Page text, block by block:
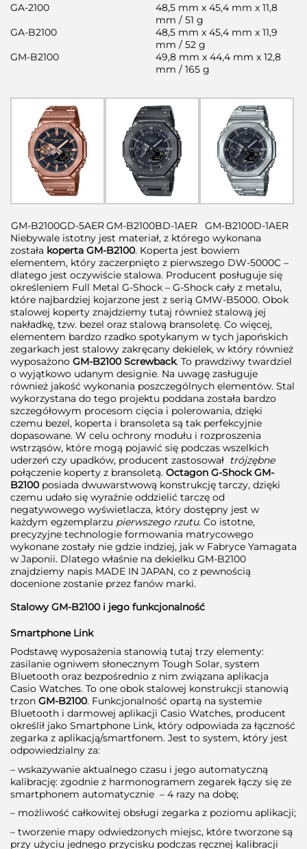
GA-2100
48,5 mm x 45,4 mm x 11,8
mm / 51 g
GA-B2100
48,5 mm x 45,4 mm x 11,9
mm / 52 g
GM-B2100
49,8 mm x 44,4 mm x 12,8
mm / 165 g
GM-B2100GD-5AERGM-B2100BD-1AER
GM-B2100D-1AER
Niebywale istotny jest materiał, z którego wykonana
została koperta GM-B2100. Koperta jest bowiem
elementem, który zaczerpnięto z pierwszego DW-5000C –
dlatego jest oczywiście stalowa. Producent posługuje się
określeniem Full Metal G-Shock – G-Shock cały z metalu,
które najbardziej kojarzone jest z serią GMW-B5000. Obok
stalowej koperty znajdziemy tutaj również stalową jej
nakładkę, tzw. bezel oraz stalową bransoletę. Co więcej,
elementem bardzo rzadko spotykanym w tych japońskich
zegarkach jest stalowy zakręcany dekielek, w który również
wyposażono GM-B2100 Screwback. To prawdziwy twardziel
o wyjątkowo udanym designie. Na uwagę zasługuje
również jakość wykonania poszczególnych elementów. Stal
wykorzystana do tego projektu poddana została bardzo
szczegółowym procesom cięcia i polerowania, dzięki
czemu bezel, koperta i bransoleta są tak perfekcyjnie
dopasowane. W celu ochrony modułu i rozproszenia
wstrząsów, które mogą pojawić się podczas wszelkich
uderzeń czy upadków, producent zastosował trójzębne
połączenie koperty z bransoletą. Octagon G-Shock GM-
B2100 posiada dwuwarstwową konstrukcję tarczy, dzięki
czemu udało się wyraźnie oddzielić tarczę od
negatywowego wyświetlacza, który dostępny jest w
każdym egzemplarzu pierwszego rzutu. Co istotne,
precyzyjne technologie formowania matrycowego
wykonane zostały nie gdzie indziej, jak w Fabryce Yamagata
w Japonii. Dlatego właśnie na dekielku GM-B2100
znajdziemy napis MADE IN JAPAN, co z pewnością
docenione zostanie przez fanów marki.
Stalowy GM-B2100 i jego funkcjonalność
Smartphone Link
Podstawę wyposażenia stanowią tutaj trzy elementy:
zasilanie ogniwem słonecznym Tough Solar, system
Bluetooth oraz bezpośrednio z nim związana aplikacja
Casio Watches. To one obok stalowej konstrukcji stanowią
trzon GM-B2100. Funkcjonalność opartą na systemie
Bluetooth i darmowej aplikacji Casio Watches, producent
określił jako Smartphone Link, który odpowiada za łączność
zegarka z aplikacją/smartfonem. Jest to system, który jest
odpowiedzialny za:
– wskazywanie aktualnego czasu i jego automatyczną
kalibrację: zgodnie z harmonogramem zegarek łączy się ze
smartphonem automatycznie – 4 razy na dobę;
– możliwość całkowitej obsługi zegarka z poziomu aplikacji;
– tworzenie mapy odwiedzonych miejsc, które tworzone są
przy użyciu jednego przycisku podczas ręcznej kalibracji